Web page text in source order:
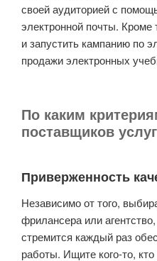
своей аудиторией с
электронной почты. Кроме
и запустить кампанию по
продажи электронных
По каким
поставщиков услуг
Приверженность
Независимо от того,
фрилансера или
стремится каждый раз
работы. Ищите кого-то,